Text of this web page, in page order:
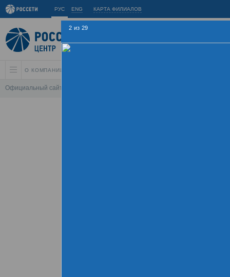
РУС ENG КАРТА ФИЛИАЛОВ
О КОМПАНИИ
Официальный сайт
2 из 29